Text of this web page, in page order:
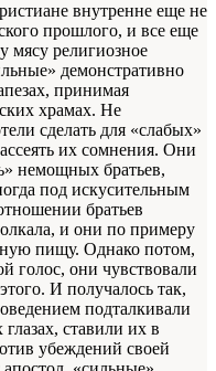
внутренне еще не
прошлого, и все еще
мясу религиозное
демонстративно
принимая
храмах. Не
сделать для «слабых»
их сомнения. Они
немощных братьев,
под искусительным
братьев
и они по примеру
пищу. Однако потом,
голос, они чувствовали
И получалось так,
подталкивали
ставили их в
убеждений своей